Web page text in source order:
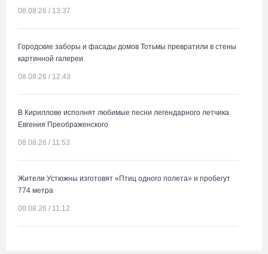
08.08.26 / 13:37
Городские заборы и фасады домов Тотьмы превратили в стены
картинной галереи
08.08.26 / 12:43
В Кириллове исполнят любимые песни легендарного летчика
Евгения Преображенского
08.08.26 / 11:53
Жители Устюжны изготовят «Птиц одного полета» и пробегут
774 метра
08.08.26 / 11:12